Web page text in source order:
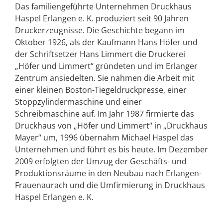
Das familiengeführte Unternehmen Druckhaus
Haspel Erlangen e. K. produziert seit 90 Jahren
Druckerzeugnisse. Die Geschichte begann im
Oktober 1926, als der Kaufmann Hans Höfer und
der Schriftsetzer Hans Limmert die Druckerei
„Höfer und Limmert“ gründeten und im Erlanger
Zentrum ansiedelten. Sie nahmen die Arbeit mit
einer kleinen Boston-Tiegeldruckpresse, einer
Stoppzylindermaschine und einer
Schreibmaschine auf. Im Jahr 1987 firmierte das
Druckhaus von „Höfer und Limmert“ in „Druckhaus
Mayer“ um, 1996 übernahm Michael Haspel das
Unternehmen und führt es bis heute. Im Dezember
2009 erfolgten der Umzug der Geschäfts- und
Produktionsräume in den Neubau nach Erlangen-
Frauenaurach und die Umfirmierung in Druckhaus
Haspel Erlangen e. K.